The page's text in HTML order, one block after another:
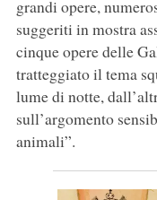
grandi opere,
suggeriti in mostra
cinque opere delle
tratteggiato il tema
lume di notte,
sull’argomento
animali”.